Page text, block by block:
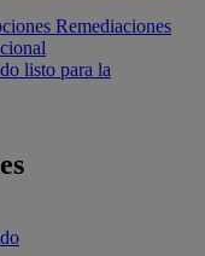
Remediaciones
listo para la